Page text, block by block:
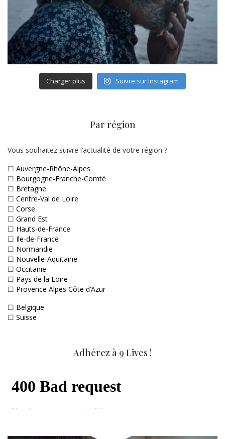
Charger plus Suivre sur Instagram
Par région
Vous souhaitez suivre l’actualité de votre région ?
☐ Auvergne-Rhône-Alpes
☐ Bourgogne-Franche-Comté
☐ Bretagne
☐ Centre-Val de Loire
☐ Corse
☐ Grand Est
☐ Hauts-de-France
☐ Ile-de-France
☐ Normandie
☐ Nouvelle-Aquitaine
☐ Occitanie
☐ Pays de la Loire
☐ Provence Alpes Côte d’Azur
☐ Belgique
☐ Suisse
Adhérez à 9 Lives !